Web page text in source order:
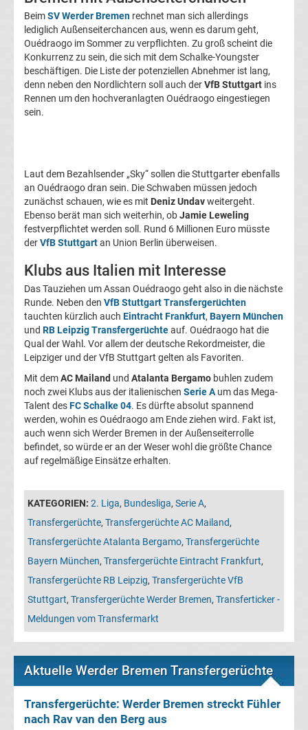
Transfergerüchte
1.
FC
Berlin
Transfergerüchte
1.
FSV
Mainz
05
Transfergerüchte
Alemannia
Aachen
Bielefeld
Transfergerüchte
Bayer
Bayern
BeimSV Werder Bremen rechnet man sich allerdings
lediglich Außenseiterchancen aus, wenn es darum geht,
Ouédraogo im Sommer zu verpflichten. Zu groß scheint die
Konkurrenz zu sein, die sich mit dem Schalke-Youngster
beschäftigen. Die Liste der potenziellen Abnehmer ist lang,
denn neben den Nordlichtern soll auch derVfB Stuttgart ins
Rennen um den hochveranlagten Ouédraogo eingestiegen
sein.
Laut dem Bezahlsender „Sky“ sollen die Stuttgarter ebenfalls
an Ouédraogo dran sein. Die Schwaben müssen jedoch
zunächst schauen, wie es mit Deniz Undavweitergeht.
Ebenso berät man sich weiterhin, obJamie Leweling
festverpflichtet werden soll. Rund 6 Millionen Euro müsste
derVfB Stuttgartan Union Berlin überweisen.
Klubs aus Italien mit Interesse
Das Tauziehen um Assan Ouédraogo geht also in die nächste
Runde. Neben den VfB Stuttgart Transfergerüchten
tauchten kürzlich auch Eintracht Frankfurt, Bayern München
und RB Leipzig Transfergerüchteauf. Ouédraogo hat die
Qual der Wahl. Vor allem der deutsche Rekordmeister, die
Leipziger und der VfB Stuttgart gelten als Favoriten.
Mit demAC Mailand und Atalanta Bergamo buhlen zudem
noch zwei Klubs aus der italienischen Serie A um das Mega-
Talent desFC Schalke 04. Es dürfte absolut spannend
werden, wohin es Ouédraogo am Ende ziehen wird. Fakt ist,
auch wenn sich Werder Bremen in der Außenseiterrolle
befindet, so würde er an der Weser wohl die größte Chance
auf regelmäßige Einsätze erhalten.
KATEGORIEN: 2. Liga, Bundesliga, Serie A,
Transfergerüchte, Transfergerüchte AC Mailand,
Transfergerüchte Atalanta Bergamo, Transfergerüchte
Bayern München, Transfergerüchte Eintracht Frankfurt,
Transfergerüchte RB Leipzig, Transfergerüchte VfB
Stuttgart, Transfergerüchte Werder Bremen, Transferticker -
Meldungen vom Transfermarkt
Aktuelle Werder Bremen Transfergerüchte
Transfergerüchte: Werder Bremen streckt Fühler
nach Rav van den Berg aus